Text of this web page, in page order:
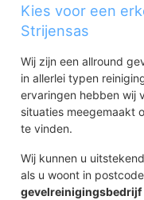
Kies voor een
Strijensas
Wij zijn een allround
in allerlei typen
ervaringen hebben wij
situaties meegemaakt
te vinden.
Wij kunnen u
als u woont in
gevelreinigingsbedrijf